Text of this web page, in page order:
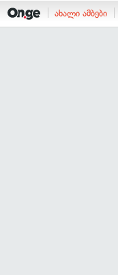
ახალი ამბები